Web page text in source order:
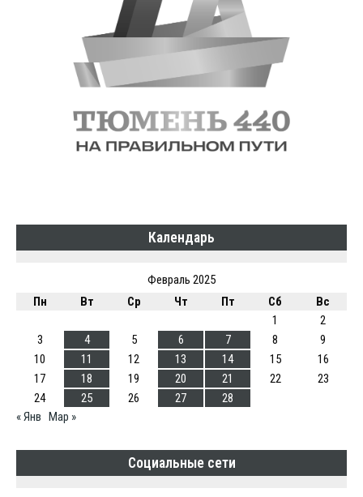
Календарь
Февраль 2025
Пн
Вт Ср Чт Пт Сб
Вс
1
2
3
4 5 6 7 8
9
10
11 12 13 14 15
16
17
18 19 20 21 22
23
24
25 26 27
28
« Янв Мар »
Социальные сети